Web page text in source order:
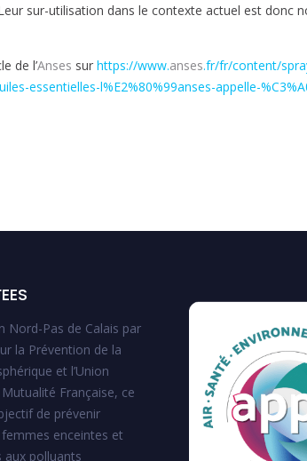
sur-utilisation dans le contexte actuel est donc
de l’Anses sur https://www.anses.fr/fr/content/
essentielles-l%E2%80%99anses-appelle-
Nord-Pas de Calais par
la Prévention de la
et l’Union
Française, ce
de prévenir
femmes enceintes et
aux polluants